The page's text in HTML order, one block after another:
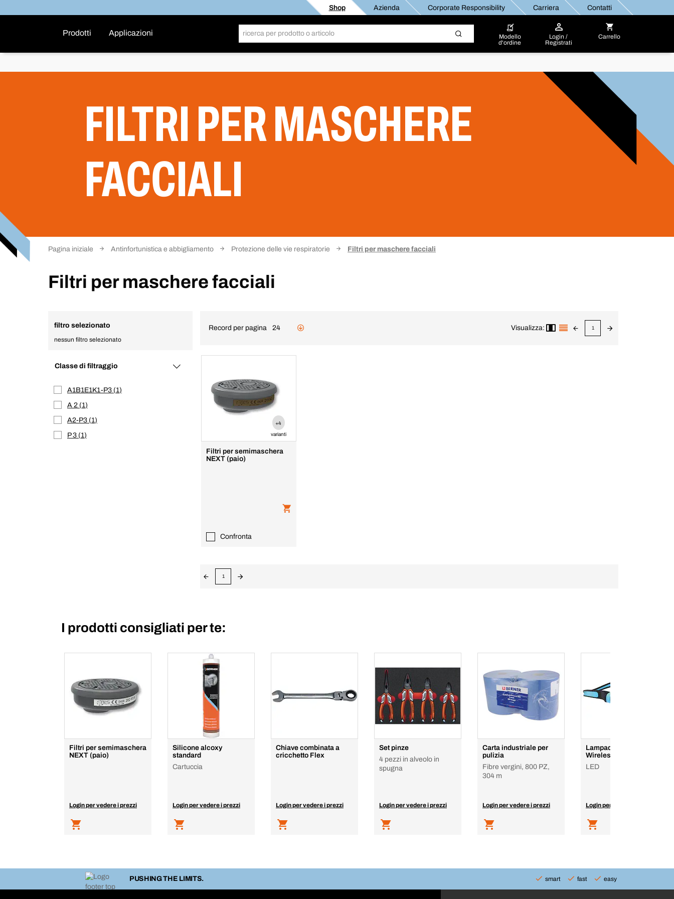
Shop Azienda Corporate Responsibility Carriera Contatti
Prodotti Applicazioni
Modello
d'ordine
Login /
Registrati
Carrello
FILTRI PER MASCHERE
FACCIALI
Pagina iniziale Antinfortunistica e abbigliamento Protezione delle vie respiratorie Filtri per maschere facciali
Filtri per maschere facciali
filtro selezionato
nessun filtro selezionato
Classe di filtraggio
A1B1E1K1-P3 1
A 2 1
A2-P3 1
P 3 1
Record per pagina 24 Visualizza: 1
+4
varianti
Filtri per semimaschera
NEXT (paio)
Confronta
1
I prodotti consigliati per te:
Filtri per semimaschera
NEXT (paio)
Login per vedere i prezzi
Silicone alcoxy
standard
Cartuccia
Login per vedere i prezzi
Chiave combinata a
cricchetto Flex
Login per vedere i prezzi
Set pinze
4 pezzi in alveolo in
spugna
Login per vedere i prezzi
Carta industriale per
pulizia
Fibre vergini, 800 PZ,
304 m
Login per vedere i prezzi
Lampada Neck-2-light
Wireless 360°
LED
Login per vedere i prezzi
PUSHING THE LIMITS. smart fast easy